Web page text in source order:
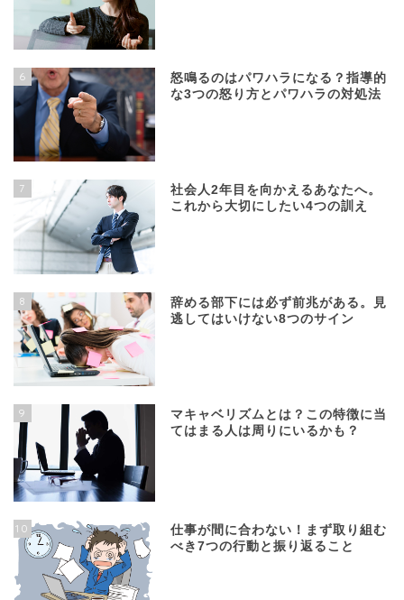
6
怒鳴るのはパワハラになる？指導的
な3つの怒り方とパワハラの対処法
7
社会人2年目を向かえるあなたへ。
これから大切にしたい4つの訓え
8
辞める部下には必ず前兆がある。見
逃してはいけない8つのサイン
9
マキャベリズムとは？この特徴に当
てはまる人は周りにいるかも？
10
仕事が間に合わない！まず取り組む
べき7つの行動と振り返ること